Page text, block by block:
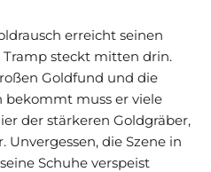
erreicht seinen
steckt mitten drin.
Goldfund und die
bekommt muss er viele
der stärkeren Goldgräber,
die Szene in
Schuhe verspeist